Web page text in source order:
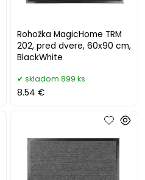
Rohožka MagicHome TRM
202, pred dvere, 60x90 cm,
BlackWhite
skladom 899 ks
8.54 €